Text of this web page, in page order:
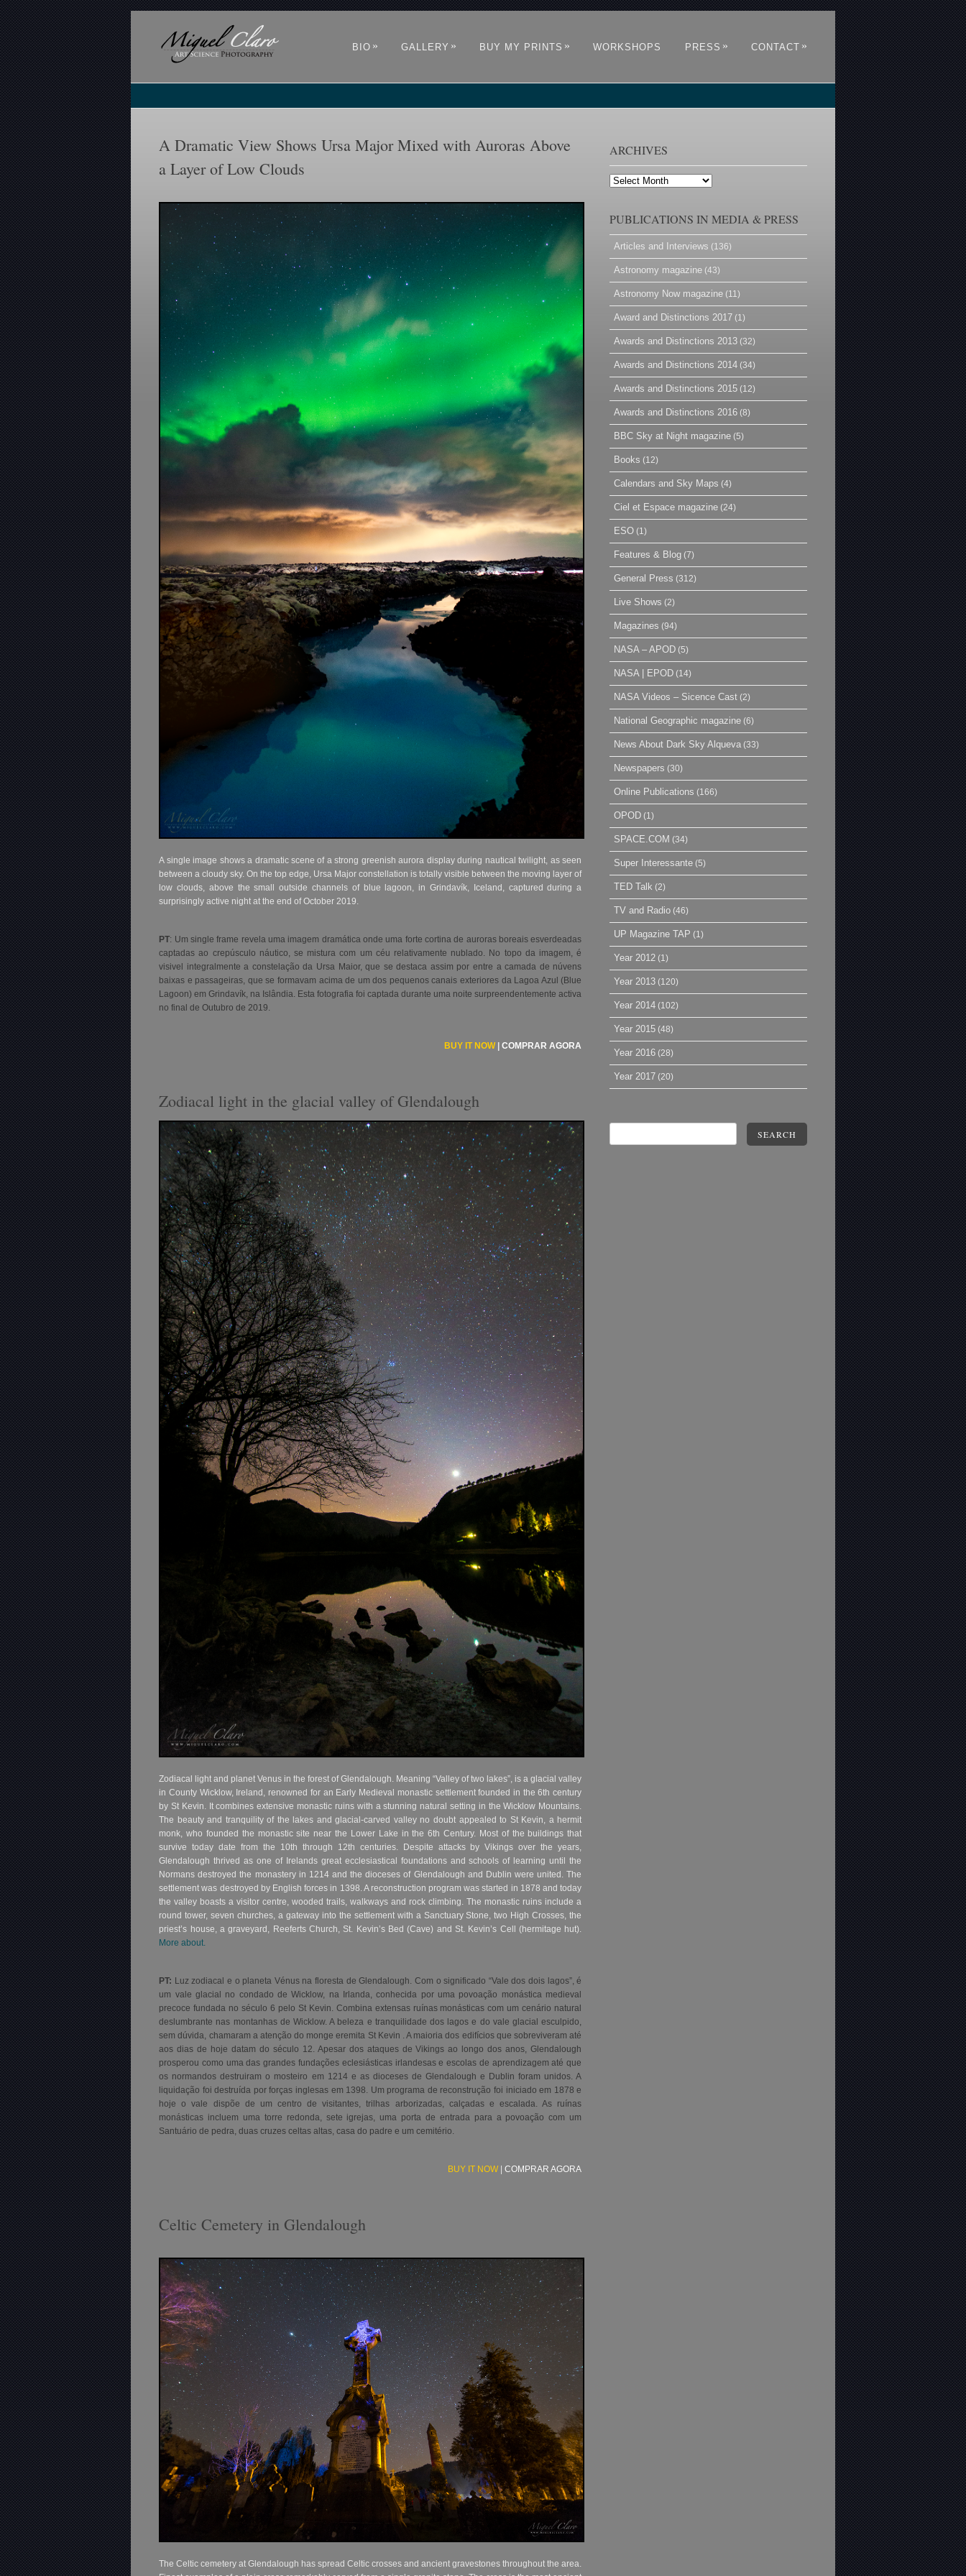
BIO » GALLERY » BUY MY PRINTS » WORKSHOPS PRESS » CONTACT »
A Dramatic View Shows Ursa Major Mixed with Auroras Above
a Layer of Low Clouds
A single image shows a dramatic scene of a strong greenish aurora display during nautical twilight, as seen
between a cloudy sky. On the top edge, Ursa Major constellation is totally visible between the moving layer of
low clouds, above the small outside channels of blue lagoon, in Grindavík, Iceland, captured during a
surprisingly active night at the end of October 2019.
PT: Um single frame revela uma imagem dramática onde uma forte cortina de auroras boreais esverdeadas
captadas ao crepúsculo náutico, se mistura com um céu relativamente nublado. No topo da imagem, é
visivel integralmente a constelação da Ursa Maior, que se destaca assim por entre a camada de núvens
baixas e passageiras, que se formavam acima de um dos pequenos canais exteriores da Lagoa Azul (Blue
Lagoon) emGrindavík, na Islândia. Esta fotografia foi captada durante uma noite surpreendentemente activa
no final de Outubro de 2019.
BUY IT NOW|COMPRAR AGORA
Zodiacal light in the glacial valley of Glendalough
Zodiacal light and planet Venus in the forest of Glendalough. Meaning “Valley of two lakes”, is a glacial valley
in County Wicklow, Ireland, renowned for an Early Medieval monastic settlement founded in the 6th century
by St Kevin. It combines extensive monastic ruins with a stunning natural setting in the Wicklow Mountains.
The beauty and tranquility of the lakes and glacial-carved valley no doubt appealed to St Kevin, a hermit
monk, who founded the monastic site near the Lower Lake in the 6th Century. Most of the buildings that
survive today date from the 10th through 12th centuries. Despite attacks by Vikings over the years,
Glendalough thrived as one of Irelands great ecclesiastical foundations and schools of learning until the
Normans destroyed the monastery in 1214 and the dioceses of Glendalough and Dublin were united. The
settlement was destroyed by English forces in 1398. A reconstruction program was started in 1878 and today
the valley boasts a visitor centre, wooded trails, walkways and rock climbing. The monastic ruins include a
round tower, seven churches, a gateway into the settlement with a Sanctuary Stone, two High Crosses, the
priest’s house, a graveyard, Reeferts Church, St. Kevin’s Bed (Cave) and St. Kevin’s Cell (hermitage hut).
More about.
PT: Luz zodiacal e o planeta Vénus na floresta de Glendalough. Com o significado “Vale dos dois lagos”, é
um vale glacial no condado de Wicklow, na Irlanda, conhecida por uma povoação monástica medieval
precoce fundada no século 6 pelo St Kevin. Combina extensas ruínas monásticas com um cenário natural
deslumbrante nas montanhas de Wicklow. A beleza e tranquilidade dos lagos e do vale glacial esculpido,
sem dúvida, chamaram a atenção do monge eremita St Kevin . A maioria dos edifícios que sobreviveram até
aos dias de hoje datam do século 12. Apesar dos ataques de Vikings ao longo dos anos, Glendalough
prosperou como uma das grandes fundações eclesiásticas irlandesas e escolas de aprendizagem até que
os normandos destruiram o mosteiro em 1214 e as dioceses de Glendalough e Dublin foram unidos. A
liquidação foi destruída por forças inglesas em 1398. Um programa de reconstrução foi iniciado em 1878 e
hoje o vale dispõe de um centro de visitantes, trilhas arborizadas, calçadas e escalada. As ruínas
monásticas incluem uma torre redonda, sete igrejas, uma porta de entrada para a povoação com um
Santuário de pedra, duas cruzes celtas altas, casa do padre e um cemitério.
BUY IT NOW |COMPRAR AGORA
Celtic Cemetery in Glendalough
The Celtic cemetery at Glendalough has spread Celtic crosses and ancient gravestones throughout the area.
ARCHIVES
Archives
PUBLICATIONS IN MEDIA & PRESS
Articles and Interviews (136)
Astronomy magazine (43)
Astronomy Now magazine (11)
Award and Distinctions 2017 (1)
Awards and Distinctions 2013 (32)
Awards and Distinctions 2014 (34)
Awards and Distinctions 2015 (12)
Awards and Distinctions 2016 (8)
BBC Sky at Night magazine (5)
Books (12)
Calendars and Sky Maps (4)
Ciel et Espace magazine (24)
ESO (1)
Features & Blog (7)
General Press (312)
Live Shows (2)
Magazines (94)
NASA – APOD (5)
NASA | EPOD (14)
NASA Videos – Sicence Cast (2)
National Geographic magazine (6)
News About Dark Sky Alqueva (33)
Newspapers (30)
Online Publications (166)
OPOD (1)
SPACE.COM (34)
Super Interessante (5)
TED Talk (2)
TV and Radio (46)
UP Magazine TAP (1)
Year 2012 (1)
Year 2013 (120)
Year 2014 (102)
Year 2015 (48)
Year 2016 (28)
Year 2017 (20)
SEARCH